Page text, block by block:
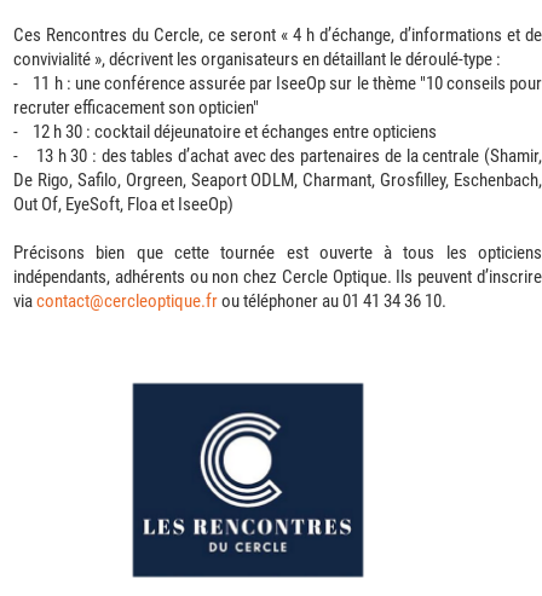
Ces Rencontres du Cercle, ce seront « 4 h d’échange, d’informations et de
convivialité », décrivent les organisateurs en détaillant le déroulé-type :
- 11 h : une conférence assurée par IseeOp sur le thème "10 conseils pour
recruter efficacement son opticien"
- 12 h 30 : cocktail déjeunatoire et échanges entre opticiens
- 13 h 30 : des tables d’achat avec des partenaires de la centrale (Shamir,
De Rigo, Safilo, Orgreen, Seaport ODLM, Charmant, Grosfilley, Eschenbach,
Out Of, EyeSoft, Floa et IseeOp)
Précisons bien que cette tournée est ouverte à tous les opticiens
indépendants, adhérents ou non chez Cercle Optique. Ils peuvent d’inscrire
viacontact@cercleoptique.frou téléphoner au 01 41 34 36 10.